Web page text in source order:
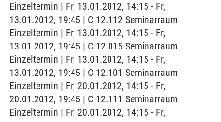
Einzeltermin | Fr, 13.01.2012, 14:15 - Fr,
13.01.2012, 19:45 | C 12.112 Seminarraum
Einzeltermin | Fr, 13.01.2012, 14:15 - Fr,
13.01.2012, 19:45 | C 12.015 Seminarraum
Einzeltermin | Fr, 13.01.2012, 14:15 - Fr,
13.01.2012, 19:45 | C 12.101 Seminarraum
Einzeltermin | Fr, 20.01.2012, 14:15 - Fr,
20.01.2012, 19:45 | C 12.111 Seminarraum
Einzeltermin | Fr, 20.01.2012, 14:15 - Fr,